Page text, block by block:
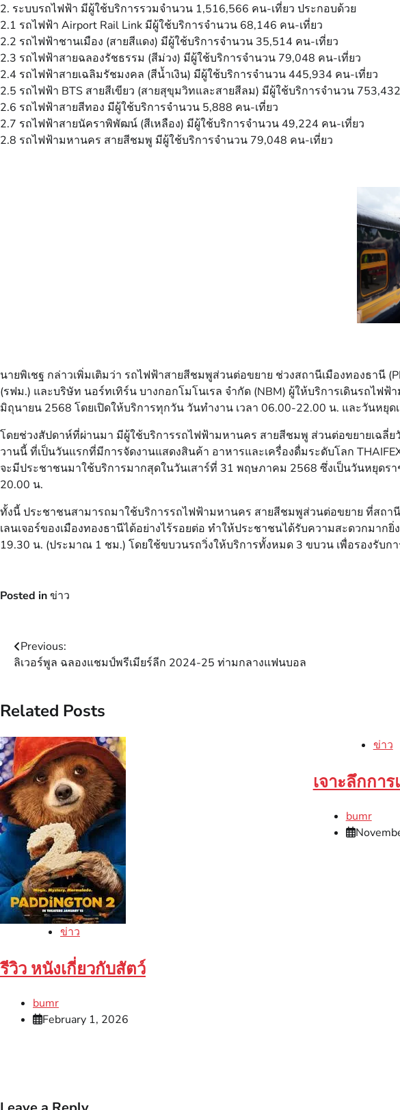
2. ระบบรถไฟฟ้า มีผู้ใช้บริการรวมจำนวน 1,516,566 คน-เที่ยว ประกอบด้วย
2.1 รถไฟฟ้า Airport Rail Link มีผู้ใช้บริการจำนวน 68,146 คน-เที่ยว
2.2 รถไฟฟ้าชานเมือง (สายสีแดง) มีผู้ใช้บริการจำนวน 35,514 คน-เที่ยว
2.3 รถไฟฟ้าสายฉลองรัชธรรม (สีม่วง) มีผู้ใช้บริการจำนวน 79,048 คน-เที่ยว
2.4 รถไฟฟ้าสายเฉลิมรัชมงคล (สีน้ำเงิน) มีผู้ใช้บริการจำนวน 445,934 คน-เที่ยว
2.5 รถไฟฟ้า BTS สายสีเขียว (สายสุขุมวิทและสายสีลม) มีผู้ใช้บริการจำนวน
2.6 รถไฟฟ้าสายสีทอง มีผู้ใช้บริการจำนวน 5,888 คน-เที่ยว
2.7 รถไฟฟ้าสายนัคราพิพัฒน์ (สีเหลือง) มีผู้ใช้บริการจำนวน 49,224 คน-เที่ยว
2.8 รถไฟฟ้ามหานคร สายสีชมพู มีผู้ใช้บริการจำนวน 79,048 คน-เที่ยว
นายพิเชฐ กล่าวเพิ่มเติมว่า รถไฟฟ้าสายสีชมพูส่วนต่อขยาย ช่วงสถานีเมืองทองธานี
(รฟม.) และบริษัท นอร์ทเทิร์น บางกอกโมโนเรล จำกัด (NBM) ผู้ให้บริการเดินรถไ
มิถุนายน 2568 โดยเปิดให้บริการทุกวัน วันทำงาน เวลา 06.00-22.00 น. และวันหยุด
โดยช่วงสัปดาห์ที่ผ่านมา มีผู้ใช้บริการรถไฟฟ้ามหานคร สายสีชมพู ส่วนต่อขยายเฉลี่
วานนี้ ที่เป็นวันแรกที่มีการจัดงานแสดงสินค้า อาหารและเครื่องดื่มระดับโลก
จะมีประชาชนมาใช้บริการมากสุดในวันเสาร์ที่ 31 พฤษภาคม 2568 ซึ่งเป็นวันหยุดร
20.00 น.
ทั้งนี้ ประชาชนสามารถมาใช้บริการรถไฟฟ้ามหานคร สายสีชมพูส่วนต่อขยาย ที่สถา
เลนเจอร์ของเมืองทองธานีได้อย่างไร้รอยต่อ ทำให้ประชาชนได้รับความสะดวกมาก
19.30 น. (ประมาณ 1 ชม.) โดยใช้ขบวนรถวิ่งให้บริการทั้งหมด 3 ขบวน เพื่อรองรับก
Posted inข่าว
Post
navigation
Previous:
ลิเวอร์พูล ฉลองแชมป์พรีเมียร์ลีก 2024-25 ท่ามกลางแฟนบอล
Related Posts
ข่าว
รีวิว หนังเกี่ยวกับสัตว์
bumr
February 1, 2026
ข่าว
เจาะลึกกา
bumr